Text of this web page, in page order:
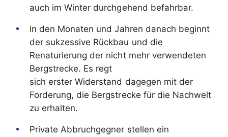
auch im Winter durchgehend befahrbar.
In den Monaten und Jahren danach beginnt
der sukzessive Rückbau und die
Renaturierung der nicht mehr verwendeten
Bergstrecke. Es regt
sich erster Widerstand dagegen mit der
Forderung, die Bergstrecke für die Nachwelt
zu erhalten.
Private Abbruchgegner stellen ein